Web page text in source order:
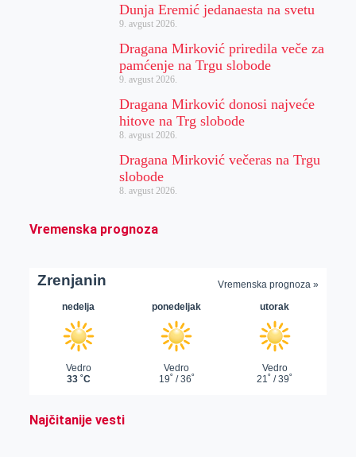
Dunja Eremić jedanaesta na svetu
9. avgust 2026.
Dragana Mirković priredila veče za
pamćenje na Trgu slobode
9. avgust 2026.
Dragana Mirković donosi najveće
hitove na Trg slobode
8. avgust 2026.
Dragana Mirković večeras na Trgu
slobode
8. avgust 2026.
Vremenska prognoza
Najčitanije vesti